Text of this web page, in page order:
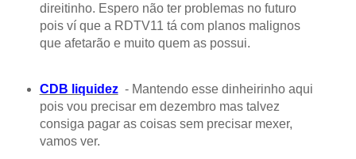
direitinho. Espero não ter problemas no futuro
pois ví que a RDTV11 tá com planos malignos
que afetarão e muito quem as possui.
CDB liquidez- Mantendo esse dinheirinho aqui
pois vou precisar em dezembro mas talvez
consiga pagar as coisas sem precisar mexer,
vamos ver.